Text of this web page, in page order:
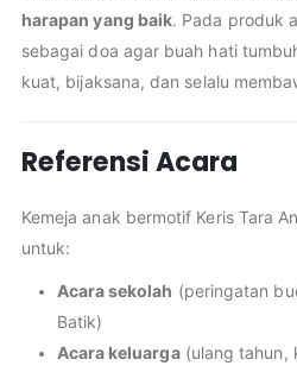
harapan yang baik. Pada produk
sebagai doa agar buah hati
kuat, bijaksana, dan selalu
Referensi Acara
Kemeja anak bermotif Keris Tara
untuk:
Acara sekolah (peringatan
Batik)
Acara keluarga(ulang tahun,